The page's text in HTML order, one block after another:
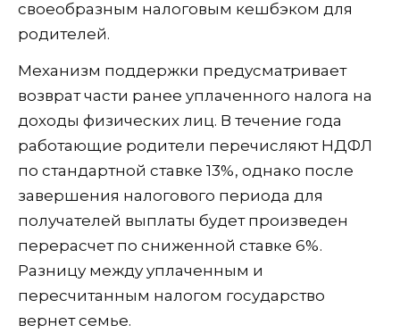
своеобразным налоговым кешбэком для
родителей.
Механизм поддержки предусматривает
возврат части ранее уплаченного налога на
доходы физических лиц. В течение года
работающие родители перечисляют НДФЛ
по стандартной ставке 13%, однако после
завершения налогового периода для
получателей выплаты будет произведен
перерасчет по сниженной ставке 6%.
Разницу между уплаченным и
пересчитанным налогом государство
вернет семье.